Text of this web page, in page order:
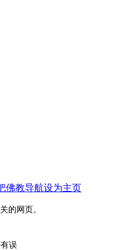
佛教导航设为主页
的网页。
误